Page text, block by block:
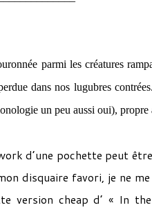
parmi les créatures
dans nos lugubres
un peu aussi oui), propre
d’une pochette peut
disquaire favori, je ne
cheap d’ « In